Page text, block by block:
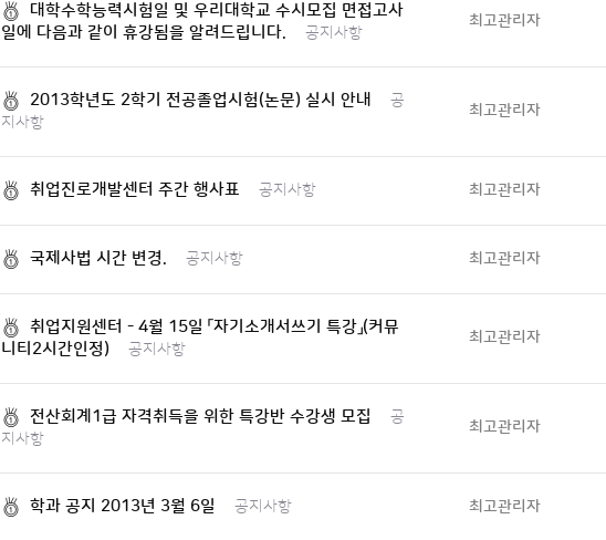
대학수학능력시험일 및 우리대학교 수시모집 면접고사
일에 다음과 같이 휴강됨을 알려드립니다.
공지사항
최고관리자
2013학년도 2학기 전공졸업시험(논문) 실시 안내
공
지사항
최고관리자
취업진로개발센터 주간 행사표 공지사항 최고관리자
국제사법 시간 변경. 공지사항 최고관리자
취업지원센터 - 4월 15일 「자기소개서쓰기 특강」(커뮤
니티2시간인정)
공지사항
최고관리자
전산회계1급 자격취득을 위한 특강반 수강생 모집
공
지사항
최고관리자
학과 공지 2013년 3월 6일 공지사항 최고관리자